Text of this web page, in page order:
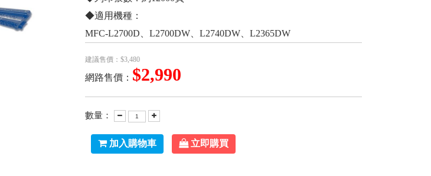
◆適用機種：
MFC-L2700D、L2700DW、L2740DW、L2365DW
建議售價：$3,480
網路售價： $2,990
數量：
加入購物車 立即購買